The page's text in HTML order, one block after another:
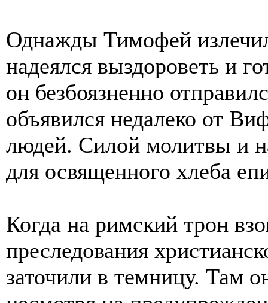
Однажды Тимофей
надеялся выздороветь и
он безбоязненно
объявился недалеко от
людей. Силой молитвы и
для освященного хлеба
Когда на римский трон
преследования
заточили в темницу. Там